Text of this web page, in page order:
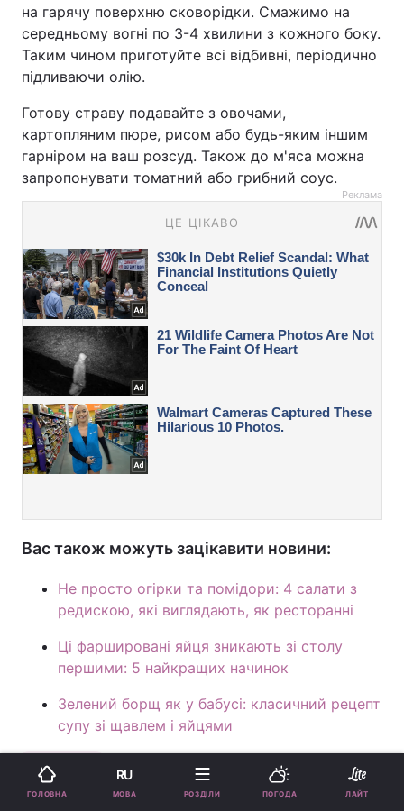
на гарячу поверхню сковорідки. Смажимо на
середньому вогні по 3-4 хвилини з кожного боку.
Таким чином приготуйте всі відбивні, періодично
підливаючи олію.
Готову страву подавайте з овочами,
картопляним пюре, рисом або будь-яким іншим
гарніром на ваш розсуд. Також до м'яса можна
запропонувати томатний або грибний соус.
Реклама
Вас також можуть зацікавити новини:
Не просто огірки та помідори: 4 салати з
редискою, які виглядають, як ресторанні
Ці фаршировані яйця зникають зі столу
першими: 5 найкращих начинок
Зелений борщ як у бабусі: класичний рецепт
супу зі щавлем і яйцями
Корисне
ГОЛОВНА
RU
МОВА РОЗДІЛИ ПОГОДА ЛАЙТ